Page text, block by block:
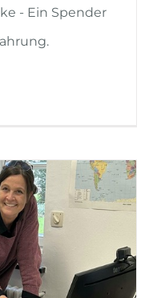
- Ein Spender